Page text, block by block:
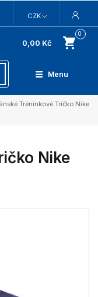
Menu
CZK
0
0,00 Kč
Tréninkové Tričko Nike
Nike